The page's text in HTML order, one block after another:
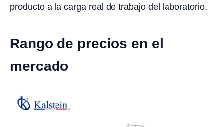
producto a la carga real de trabajo del laboratorio.
Rango de precios en el
mercado